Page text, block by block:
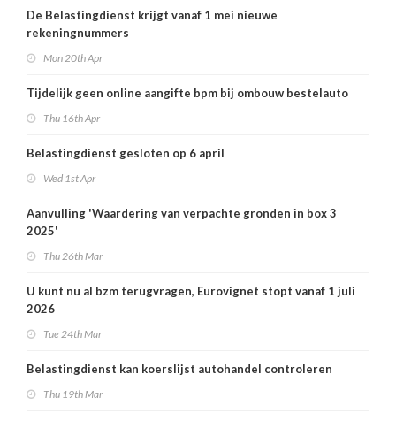
De Belastingdienst krijgt vanaf 1 mei nieuwe
rekeningnummers
Mon 20th Apr
Tijdelijk geen online aangifte bpm bij ombouw bestelauto
Thu 16th Apr
Belastingdienst gesloten op 6 april
Wed 1st Apr
Aanvulling 'Waardering van verpachte gronden in box 3
2025'
Thu 26th Mar
U kunt nu al bzm terugvragen, Eurovignet stopt vanaf 1 juli
2026
Tue 24th Mar
Belastingdienst kan koerslijst autohandel controleren
Thu 19th Mar